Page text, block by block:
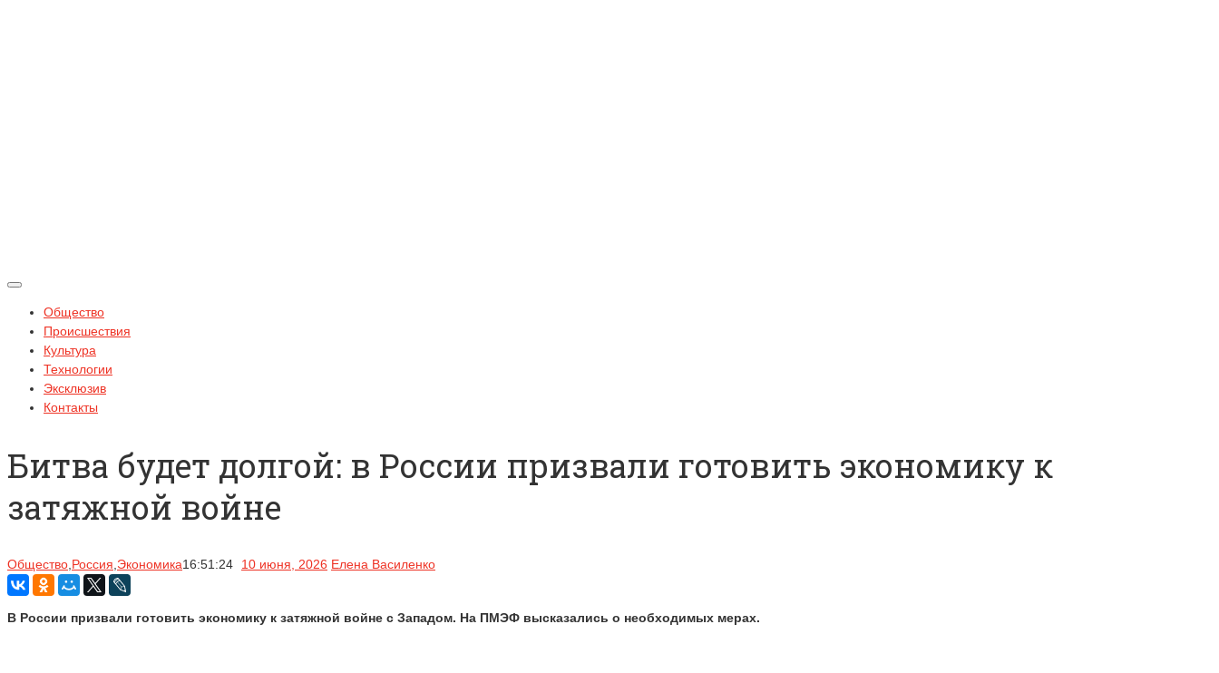
Общество
Происшествия
Культура
Технологии
Эксклюзив
Контакты
Битва будет долгой: в России призвали готовить экономику к
затяжной войне
Общество Россия Экономика16:51:24 10 июня, 2026 Елена Василенко
В России призвали готовить экономику к затяжной войне с Западом. На ПМЭФ высказались о необходимых мерах.